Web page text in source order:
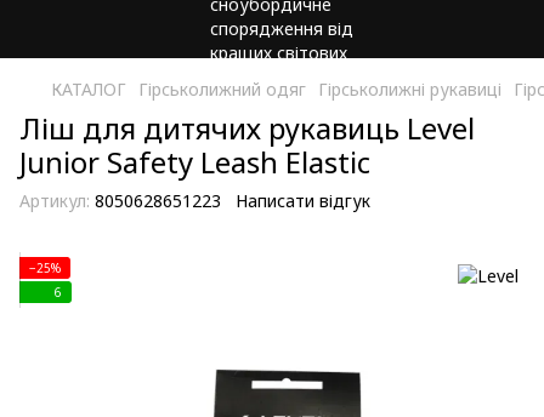
КАТАЛОГ Гірськолижний одяг Гірськолижні рукавиці
Ліш для дитячих рукавиць Level
Junior Safety Leash Elastic
Артикул: 8050628651223 Написати відгук
−25%
6